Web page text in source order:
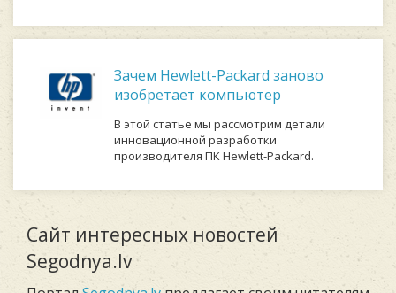
Зачем Hewlett-Packard заново
изобретает компьютер
В этой статье мы рассмотрим детали
инновационной разработки
производителя ПК Hewlett-Packard.
Сайт интересных новостей
Segodnya.lv